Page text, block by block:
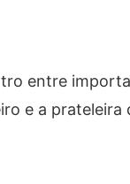
entre
e a prateleira